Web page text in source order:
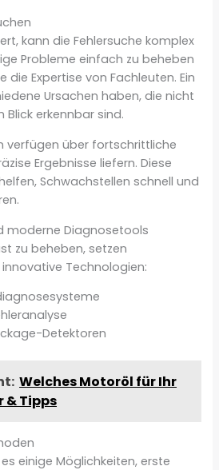
kann die Fehlersuche komplex
Probleme einfach zu beheben
die Expertise von Fachleuten. Ein
Ursachen haben, die nicht
erkennbar sind.
verfügen über fortschrittliche
Ergebnisse liefern. Diese
Schwachstellen schnell und
moderne Diagnosetools
zu beheben, setzen
Technologien:
Detektoren
Welches Motoröl für Ihr
& Tipps
einige Möglichkeiten, erste